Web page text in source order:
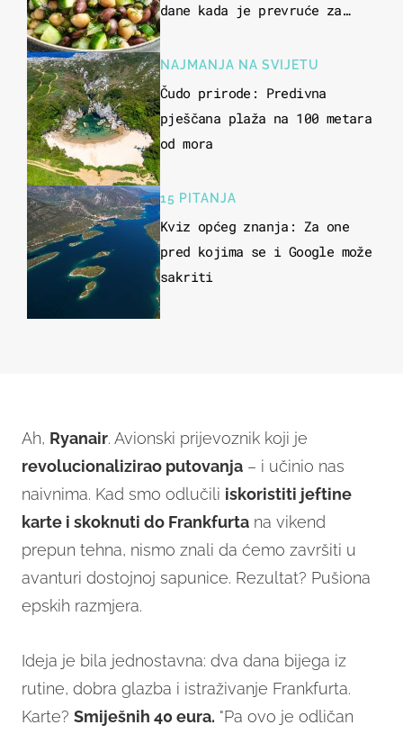
dane kada je prevruće za
NAJMANJA NA SVIJETU
Čudo prirode: Predivna
pješčana plaža na 100 metara
od mora
15 PITANJA
Kviz općeg znanja: Za one
pred kojima se i Google može
sakriti
Ah, Ryanair. Avionski prijevoznik koji je
revolucionalizirao putovanja – i učinio nas
naivnima. Kad smo odlučili iskoristiti jeftine
karte i skoknuti do Frankfurta na vikend
prepun tehna, nismo znali da ćemo završiti u
avanturi dostojnoj sapunice. Rezultat? Pušiona
epskih razmjera.
Ideja je bila jednostavna: dva dana bijega iz
rutine, dobra glazba i istraživanje Frankfurta.
Karte? Smiješnih 40 eura. "Pa ovo je odličan